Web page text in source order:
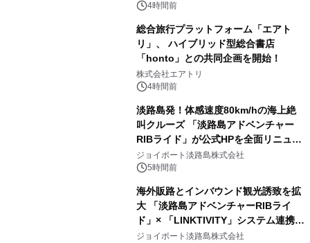
4時間前
総合旅行プラットフォーム「エアト
リ」、 ハイブリッド型総合書店
「honto」との共同企画を開始！
株式会社エアトリ
4時間前
淡路島発！体感速度80km/hの海上絶
叫クルーズ 「淡路島アドベンチャー
RIBライド」が公式HPを全面リニュー
アル！ ～スマホで即予約完了の「スマ
ート設計」へ刷新～
ジョイポート淡路島株式会社
5時間前
海外販路とインバウンド観光誘致を拡
大 「淡路島アドベンチャーRIBライ
ド」× 「LINKTIVITY」システム連携を
開始！
ジョイポート淡路島株式会社